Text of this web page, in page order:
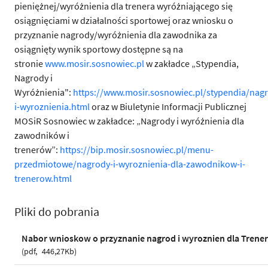
pieniężnej/wyróżnienia dla trenera wyróżniającego się
osiągnięciami w działalności sportowej oraz wniosku o
przyznanie nagrody/wyróżnienia dla zawodnika za
osiągnięty wynik sportowy dostępne są na
stroniewww.mosir.sosnowiec.plw zakładce „Stypendia,
Nagrody i
Wyróżnienia": https://www.mosir.sosnowiec.pl/stypendia/
i-wyroznienia.htmloraz w Biuletynie Informacji Publicznej
MOSiR Sosnowiec w zakładce: „Nagrody i wyróżnienia dla
zawodników i
trenerów”: https://bip.mosir.sosnowiec.pl/menu-
przedmiotowe/nagrody-i-wyroznienia-dla-zawodnikow-i-
trenerow.html
Pliki do pobrania
Nabor wnioskow o przyznanie nagrod i wyroznien dla
pdf 446,27Kb